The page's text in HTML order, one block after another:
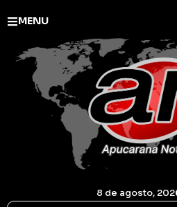
MENU
8 de agosto,